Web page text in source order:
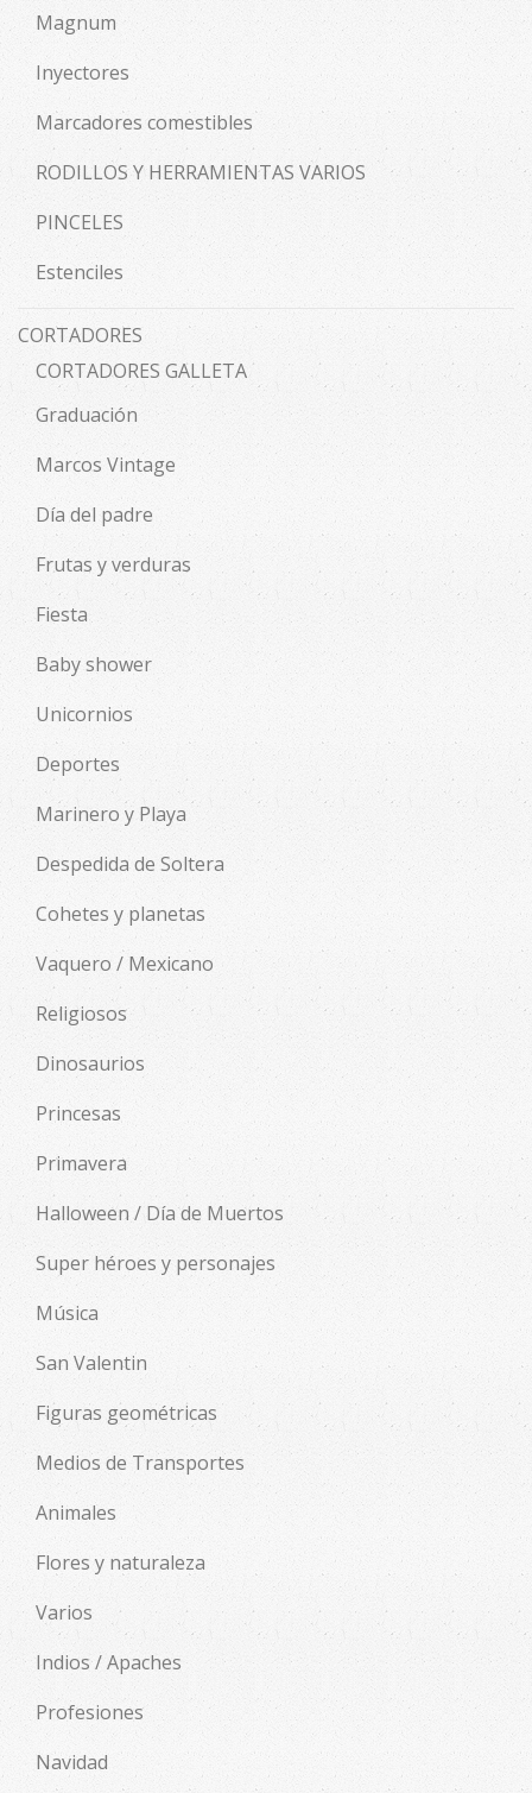
Magnum
Inyectores
Marcadores comestibles
RODILLOS Y HERRAMIENTAS VARIOS
PINCELES
Estenciles
CORTADORES
CORTADORES GALLETA
Graduación
Marcos Vintage
Día del padre
Frutas y verduras
Fiesta
Baby shower
Unicornios
Deportes
Marinero y Playa
Despedida de Soltera
Cohetes y planetas
Vaquero / Mexicano
Religiosos
Dinosaurios
Princesas
Primavera
Halloween / Día de Muertos
Super héroes y personajes
Música
San Valentin
Figuras geométricas
Medios de Transportes
Animales
Flores y naturaleza
Varios
Indios / Apaches
Profesiones
Navidad